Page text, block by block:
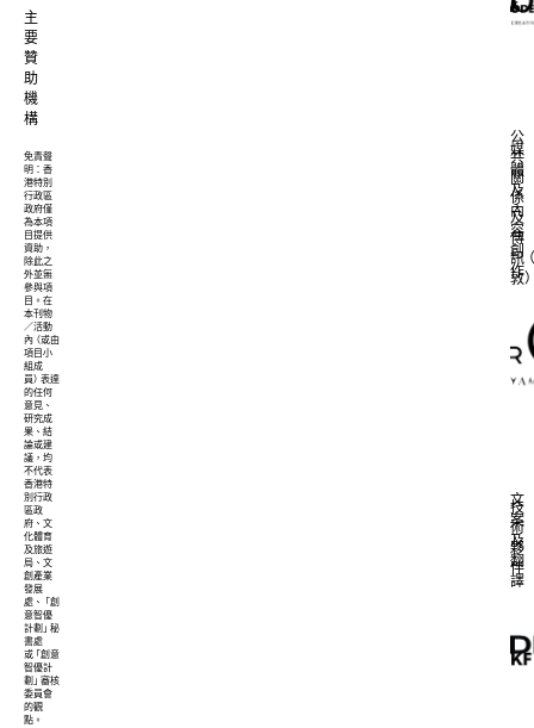
Wong
Pair
Pe
Fu
Gown
NILMANCE
Mike
Yeung
INFLATABLE
INSULATION
JACKET
SHEK
LEUNG
Samson
Leung
Noise
Cross
Shirt
WILSONKAKI
Wilson
Yip
Liquified
Metal
Boots
YMDH
主
要
贊
助
機
構
免責聲
明：香
港特別
行政區
政府僅
為本項
目提供
資助，
除此之
外並無
參與項
目。在
本刊物
／活動
內（或由
項目小
組成
員）表達
的任何
意見、
研究成
果、結
論或建
議，均
不代表
香港特
別行政
區政
府、文
化體育
及旅遊
局、文
創產業
發展
處、 「創
意智優
計劃 」秘
書處
或「創意
智優計
劃 」審核
委員會
的觀
點。
公
共
關
係
及
傳
訊（
敦
文
案
及
翻
譯
媒
體
及
內
容
創
作
技
術
夥
伴